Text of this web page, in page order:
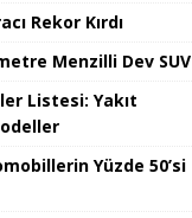
Rekor Kırdı
Menzilli Dev SUV
Listesi: Yakıt
Yüzde 50’si